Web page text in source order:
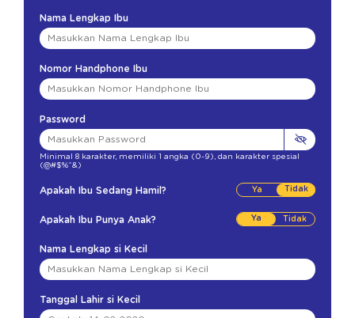
Nama Lengkap Ibu
Nomor Handphone Ibu
Password
Minimal 8 karakter, memiliki 1 angka (0-9) dan karakter spesial
(@#$%^&)
Apakah Ibu Sedang Hamil? Tidak
Apakah Ibu Punya Anak? Ya
Nama Lengkap si Kecil
Tanggal Lahir si Kecil